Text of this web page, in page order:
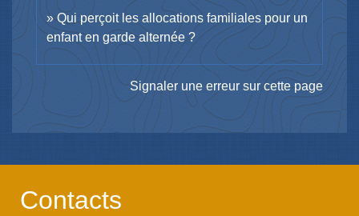
Qui perçoit les allocations familiales pour un
enfant en garde alternée ?
Signaler une erreur sur cette page
Contacts